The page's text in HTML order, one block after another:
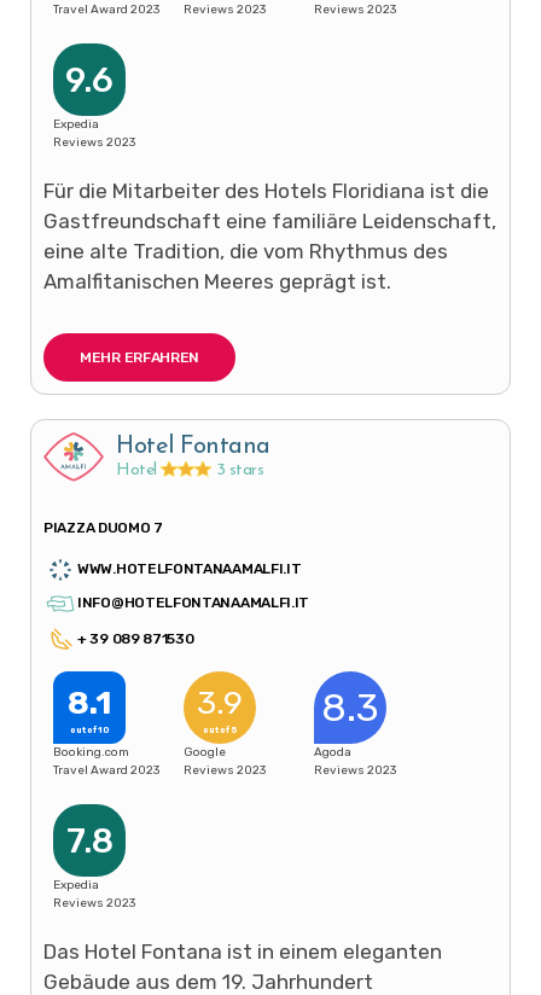
Travel Award 2023
Reviews 2023
Reviews 2023
9.6
Expedia
Reviews 2023
Für die Mitarbeiter des Hotels Floridiana ist die
Gastfreundschaft eine familiäre Leidenschaft,
eine alte Tradition, die vom Rhythmus des
Amalfitanischen Meeres geprägt ist.
MEHR ERFAHREN
Hotel Fontana
Hotel 3 stars
PIAZZA DUOMO 7
WWW.HOTELFONTANAAMALFI.IT
INFO@HOTELFONTANAAMALFI.IT
+ 39 089 871530
8.1
out of 10
Booking.com
Travel Award 2023
3.9
out of 5
Google
Reviews 2023
8.3
Agoda
Reviews 2023
7.8
Expedia
Reviews 2023
Das Hotel Fontana ist in einem eleganten
Gebäude aus dem 19. Jahrhundert